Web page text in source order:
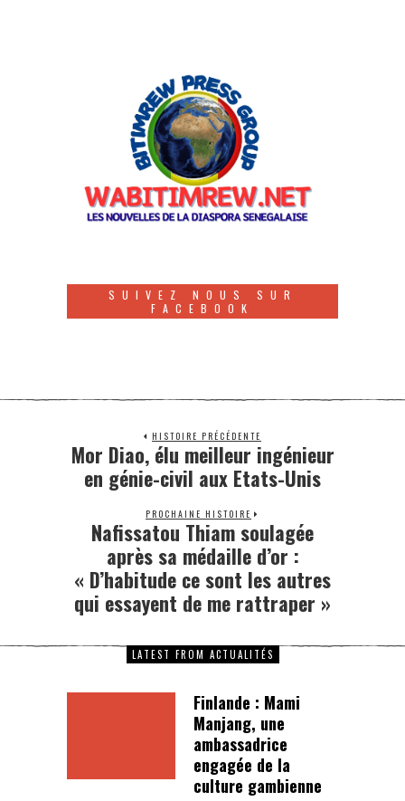
SUIVEZ NOUS SUR
FACEBOOK
HISTOIRE PRÉCÉDENTE
Mor Diao, élu meilleur ingénieur
en génie-civil aux Etats-Unis
PROCHAINE HISTOIRE
Nafissatou Thiam soulagée
après sa médaille d’or :
« D’habitude ce sont les autres
qui essayent de me rattraper »
LATEST FROM ACTUALITÉS
Finlande : Mami
Manjang, une
ambassadrice
engagée de la
culture gambienne